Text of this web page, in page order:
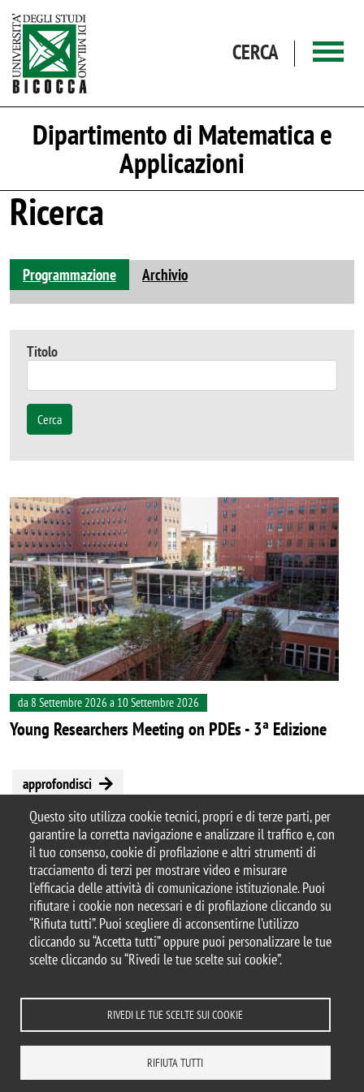
Questo sito utilizza cookie tecnici, propri e di terze parti, per
garantire la corretta navigazione e analizzare il traffico e, con
il tuo consenso, cookie di profilazione e altri strumenti di
tracciamento di terzi per mostrare video e misurare
l'efficacia delle attività di comunicazione istituzionale. Puoi
rifiutare i cookie non necessari e di profilazione cliccando su
“Rifiuta tutti”. Puoi scegliere di acconsentirne l’utilizzo
cliccando su “Accetta tutti” oppure puoi personalizzare le tue
scelte cliccando su “Rivedi le tue scelte sui cookie”.
RIVEDI LE TUE SCELTE SUI COOKIE
RIFIUTA TUTTI
CERCA
Dipartimento di Matematica e
Applicazioni
Ricerca
Programmazione Archivio
Titolo
Cerca
Image
da 8 Settembre 2026 a 10 Settembre 2026
Young Researchers Meeting on PDEs - 3ª Edizione
approfondisci
© 2026 Università degli Studi di Milano-Bicocca
Piazza dell'Ateneo Nuovo, 1 - 20126, Milano
Casella PEC:ateneo.bicocca@pec.unimib.it
P.I. 12621570154 |
redazioneweb.matapp@unimib.it
Note legali Privacy e cookie policy Amministrazione trasparente
Accessibilità
Rivedi le tue scelte sui cookie